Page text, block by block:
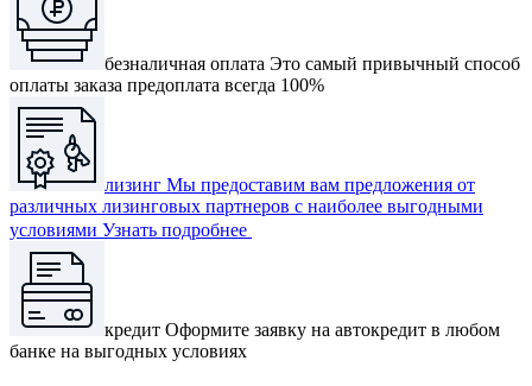
безналичная оплата Это самый привычный способ
оплаты заказа предоплата всегда 100%
лизинг Мы предоставим вам предложения от
различных лизинговых партнеров с наиболее выгодными
условиями Узнать подробнее
кредит Оформите заявку на автокредит в любом
банке на выгодных условиях